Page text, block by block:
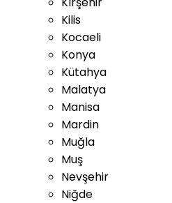
Kilis
Kocaeli
Konya
Kütahya
Malatya
Manisa
Mardin
Muğla
Muş
Nevşehir
Niğde